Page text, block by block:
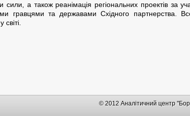
а також реанімація регіональних проектів за
гравцями та державами Східного партнерства. Все
© 2012 Аналітичний центр